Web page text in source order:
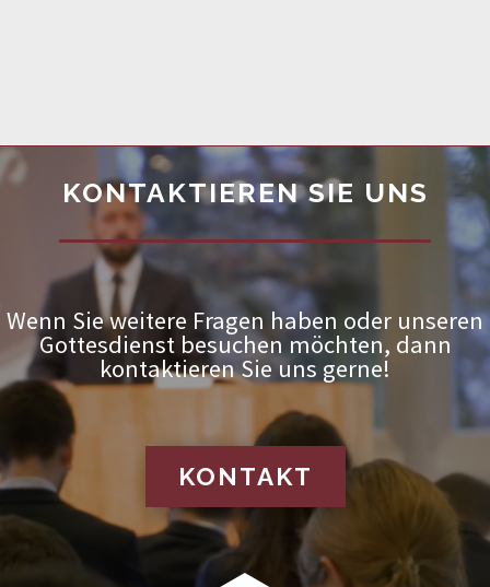
KONTAKTIEREN SIE UNS
Wenn Sie weitere Fragen haben oder unseren
Gottesdienst besuchen möchten, dann
kontaktieren Sie uns gerne!
KONTAKT